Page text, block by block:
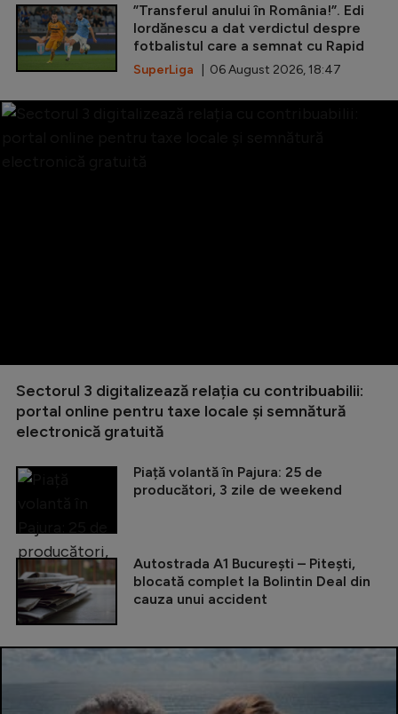
”Transferul anului în România!”. Edi
Iordănescu a dat verdictul despre
fotbalistul care a semnat cu Rapid
SuperLiga | 06 August 2026, 18:47
Sectorul 3 digitalizează relația cu contribuabilii:
portal online pentru taxe locale și semnătură
electronică gratuită
Piață volantă în Pajura: 25 de
producători, 3 zile de weekend
Autostrada A1 București – Pitești,
blocată complet la Bolintin Deal din
cauza unui accident